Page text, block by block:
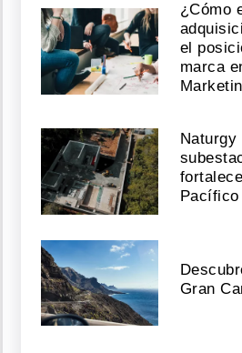
¿Cómo
el
marca
Pacífico
Gran